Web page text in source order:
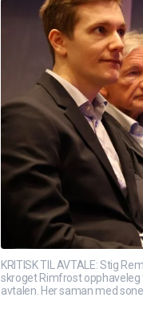
KRITISK TIL AVTALE: Stig
skroget Rimfrost
avtalen. Her saman med